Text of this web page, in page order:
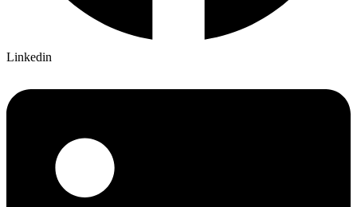
Linkedin